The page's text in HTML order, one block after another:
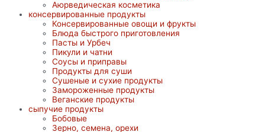
Аюрведическая косметика
консервированные продукты
Консервированные овощи и фрукты
Блюда быстрого приготовления
Пасты и Урбеч
Пикули и чатни
Соусы и приправы
Продукты для суши
Сушеные и сухие продукты
Замороженные продукты
Веганские продукты
сыпучие продукты
Бобовые
Зерно, семена, орехи